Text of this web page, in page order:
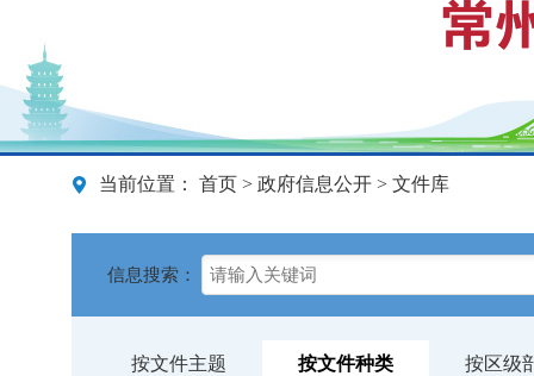
当前位置： 首页 > 政府信息公开 > 文件库
信息搜索：
按文件主题 按文件种类 按区级